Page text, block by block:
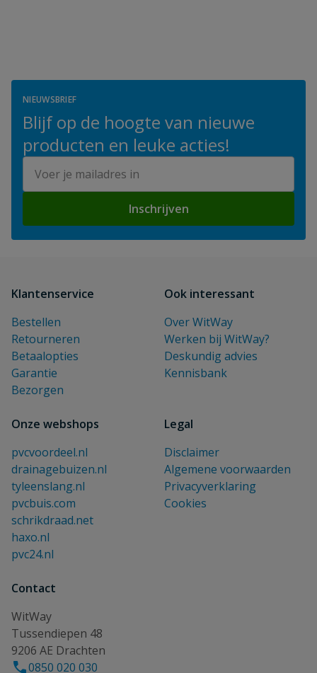
NIEUWSBRIEF
Blijf op de hoogte van nieuwe
producten en leuke acties!
Inschrijven
Klantenservice
Bestellen
Retourneren
Betaalopties
Garantie
Bezorgen
Ook interessant
Over WitWay
Werken bij WitWay?
Deskundig advies
Kennisbank
Onze webshops
pvcvoordeel.nl
drainagebuizen.nl
tyleenslang.nl
pvcbuis.com
schrikdraad.net
haxo.nl
pvc24.nl
Legal
Disclaimer
Algemene voorwaarden
Privacyverklaring
Cookies
Contact
WitWay
Tussendiepen 48
9206 AE Drachten
0850 020 030